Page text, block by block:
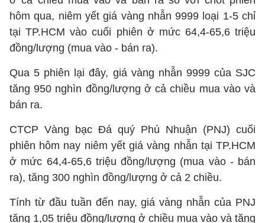
hôm qua, niêm yết giá vàng nhẫn 9999 loại 1-5 chỉ
tại TP.HCM vào cuối phiên ở mức 64,4-65,6 triệu
đồng/lượng (mua vào - bán ra).
Qua 5 phiên lại đây, giá vàng nhẫn 9999 của SJC
tăng 950 nghìn đồng/lượng ở cả chiều mua vào và
bán ra.
CTCP Vàng bạc Đá quý Phú Nhuận (PNJ) cuối
phiên hôm nay niêm yết giá vàng nhẫn tại TP.HCM
ở mức 64,4-65,6 triệu đồng/lượng (mua vào - bán
ra), tăng 300 nghìn đồng/lượng ở cả 2 chiều.
Tính từ đầu tuần đến nay, giá vàng nhẫn của PNJ
tăng 1,05 triệu đồng/lượng ở chiều mua vào và tăng